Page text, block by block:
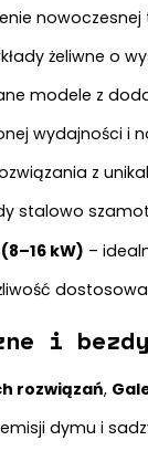
nowoczesnej
żeliwne o
modele z
wydajności i
z
stalowo
kW) –
i
rozwiązań,
dymu i